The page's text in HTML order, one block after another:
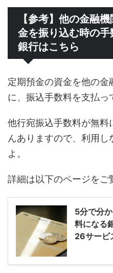
【参考】他の金融
金を振り込む時の
銀行はこちら
定期預金の資金を他の金
に、振込手数料を支払っ
他行宛振込手数料が無料
んありますので、利用
よ。
詳細は以下のページをご
5分で分
料になる
26サービ